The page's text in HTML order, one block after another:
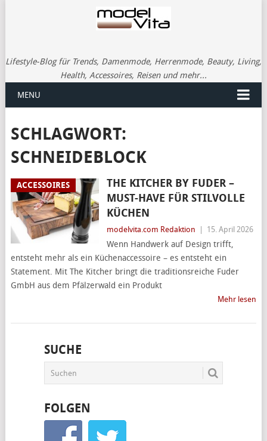
Lifestyle-Blog für Trends, Damenmode, Herrenmode, Beauty, Living,
Health, Accessoires, Reisen und mehr...
MENU
SCHLAGWORT:
SCHNEIDEBLOCK
ACCESSOIRES
THE KITCHER BY FUDER –
MUST-HAVE FÜR STILVOLLE
KÜCHEN
modelvita.com Redaktion 15. April 2026
Wenn Handwerk auf Design trifft,
entsteht mehr als ein Küchenaccessoire – es entsteht ein
Statement. Mit The Kitcher bringt die traditionsreiche Fuder
GmbH aus dem Pfälzerwald ein Produkt
Mehr lesen
SUCHE
FOLGEN